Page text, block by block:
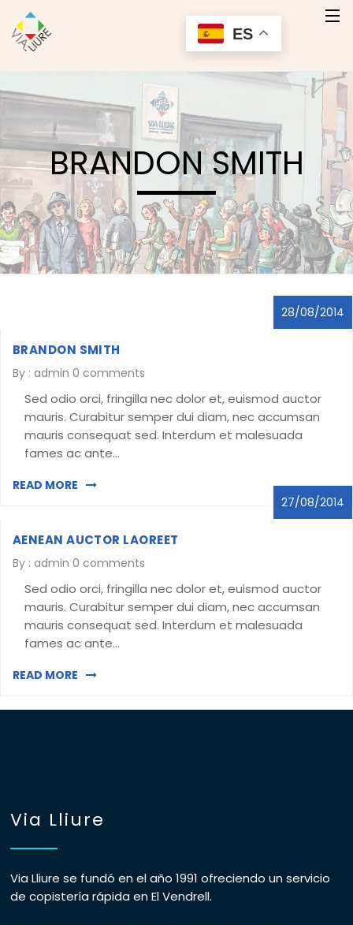
Quienes Somos
Nuestros Productos
Servicios
Contacto
Contactar
BRANDON SMITH
28/08/2014
BRANDON SMITH
By : admin 0 comments
Sed odio orci, fringilla nec dolor et, euismod auctor
mauris. Curabitur semper dui diam, nec accumsan
mauris consequat sed. Interdum et malesuada
fames ac ante…
READ MORE
27/08/2014
AENEAN AUCTOR LAOREET
By : admin 0 comments
Sed odio orci, fringilla nec dolor et, euismod auctor
mauris. Curabitur semper dui diam, nec accumsan
mauris consequat sed. Interdum et malesuada
fames ac ante…
READ MORE
Via Lliure
Via Lliure se fundó en el año 1991 ofreciendo un servicio
de copistería rápida en El Vendrell.
ES